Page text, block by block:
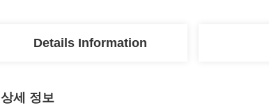
Details Information
상세 정보